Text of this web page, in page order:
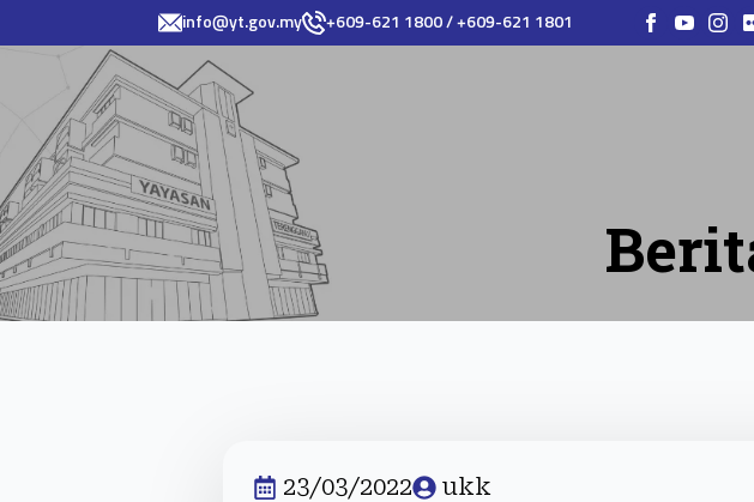
info@yt.gov.my +609-621 1800 / +609-621 1801
23/03/2022 ukk